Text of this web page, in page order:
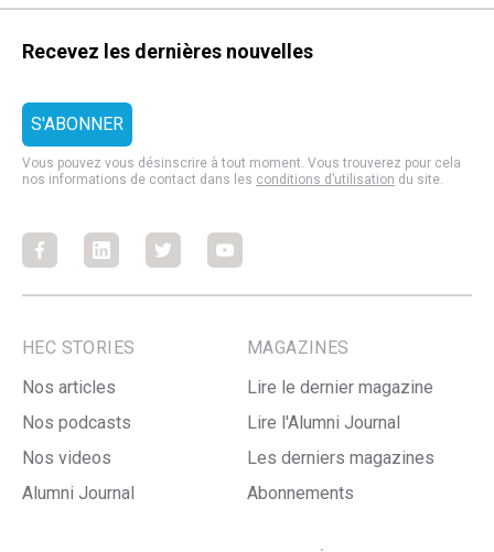
Recevez les dernières nouvelles
Vous pouvez vous désinscrire à tout moment. Vous trouverez pour cela
nos informations de contact dans les conditions d’utilisation du site.
FacebookFacebookFacebookFacebook
HEC STORIES
Nos articles
Nos podcasts
Nos videos
Alumni Journal
MAGAZINES
Lire le dernier magazine
Lire l'Alumni Journal
Les derniers magazines
Abonnements